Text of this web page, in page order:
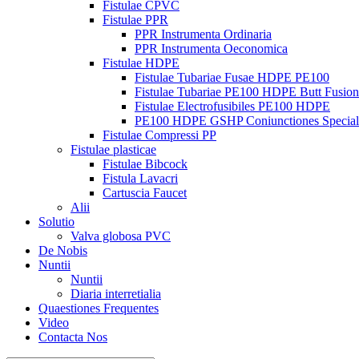
Fistulae CPVC
Fistulae PPR
PPR Instrumenta Ordinaria
PPR Instrumenta Oeconomica
Fistulae HDPE
Fistulae Tubariae Fusae HDPE PE100
Fistulae Tubariae PE100 HDPE Butt Fusion
Fistulae Electrofusibiles PE100 HDPE
PE100 HDPE GSHP Coniunctiones
Fistulae Compressi PP
Fistulae plasticae
Fistulae Bibcock
Fistula Lavacri
Cartuscia Faucet
Alii
Solutio
Valva globosa PVC
De Nobis
Nuntii
Nuntii
Diaria interretialia
Quaestiones Frequentes
Video
Contacta Nos